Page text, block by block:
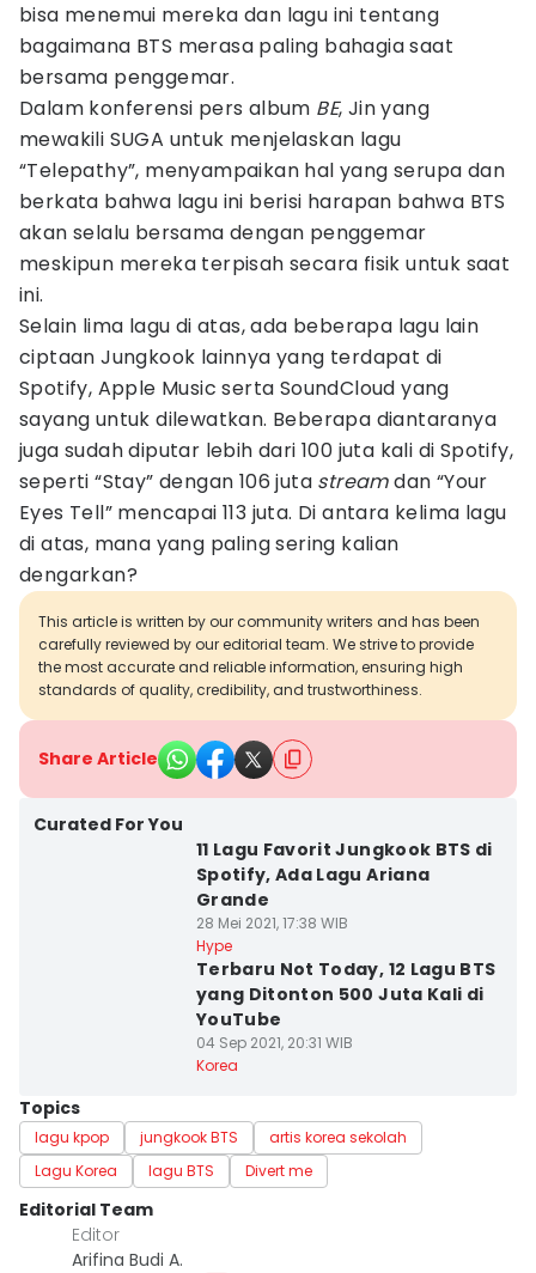
bisa menemui mereka dan lagu ini tentang
bagaimana BTS merasa paling bahagia saat
bersama penggemar.
Dalam konferensi pers album BE, Jin yang
mewakili SUGA untuk menjelaskan lagu
“Telepathy”, menyampaikan hal yang serupa dan
berkata bahwa lagu ini berisi harapan bahwa BTS
akan selalu bersama dengan penggemar
meskipun mereka terpisah secara fisik untuk saat
ini.
Selain lima lagu di atas, ada beberapa lagu lain
ciptaan Jungkook lainnya yang terdapat di
Spotify, Apple Music serta SoundCloud yang
sayang untuk dilewatkan. Beberapa diantaranya
juga sudah diputar lebih dari 100 juta kali di Spotify,
seperti “Stay” dengan 106 juta streamdan “Your
Eyes Tell” mencapai 113 juta. Di antara kelima lagu
di atas, mana yang paling sering kalian
dengarkan?
This article is written by our community writers and has been
carefully reviewed by our editorial team. We strive to provide
the most accurate and reliable information, ensuring high
standards of quality, credibility, and trustworthiness.
Share Article
Curated For You
11 Lagu Favorit Jungkook BTS di
Spotify, Ada Lagu Ariana
Grande
28 Mei 2021, 17:38 WIB
Hype
Terbaru Not Today, 12 Lagu BTS
yang Ditonton 500 Juta Kali di
YouTube
04 Sep 2021, 20:31 WIB
Korea
Topics
lagu kpop jungkook BTS
artis korea sekolah
Lagu Korea
lagu BTS Divert me
Editorial Team
Editor
Arifina Budi A.